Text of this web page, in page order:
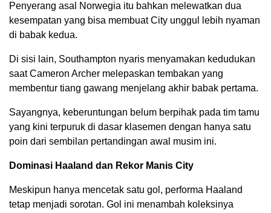
Penyerang asal Norwegia itu bahkan melewatkan dua
kesempatan yang bisa membuat City unggul lebih nyaman
di babak kedua.
Di sisi lain, Southampton nyaris menyamakan kedudukan
saat Cameron Archer melepaskan tembakan yang
membentur tiang gawang menjelang akhir babak pertama.
Sayangnya, keberuntungan belum berpihak pada tim tamu
yang kini terpuruk di dasar klasemen dengan hanya satu
poin dari sembilan pertandingan awal musim ini.
Dominasi Haaland dan Rekor Manis City
Meskipun hanya mencetak satu gol, performa Haaland
tetap menjadi sorotan. Gol ini menambah koleksinya